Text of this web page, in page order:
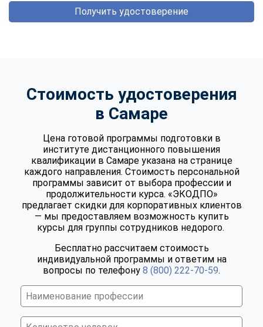
Получить удостоверение
Стоимость удостоверения
в Самаре
Цена готовой программы подготовки в
институте дистанционного повышения
квалификации в Самаре указана на странице
каждого направления. Стоимость персональной
программы зависит от выбора профессии и
продолжительности курса. «ЭКОДПО»
предлагает скидки для корпоративных клиентов
— мы предоставляем возможность купить
курсы для группы сотрудников недорого.
Бесплатно рассчитаем стоимость
индивидуальной программы и ответим на
вопросы по телефону 8 (800) 222-70-59.